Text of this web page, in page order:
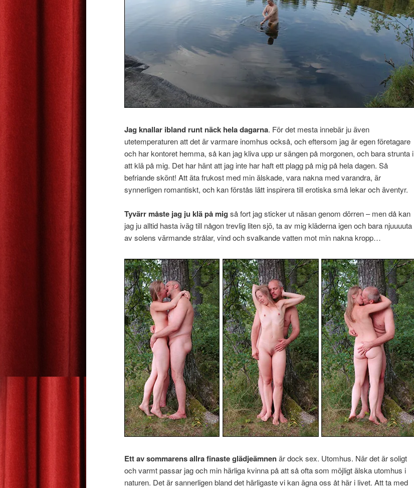
Jag knallar ibland runt näck hela dagarna. För det mesta innebär ju även
utetemperaturen att det är varmare inomhus också, och eftersom jag är egen företagare
och har kontoret hemma, så kan jag kliva upp ur sängen på morgonen, och bara strunta i
att klä på mig. Det har hänt att jag inte har haft ett plagg på mig på hela dagen. Så
befriande skönt! Att äta frukost med min älskade, vara nakna med varandra, är
synnerligen romantiskt, och kan förstås lätt inspirera till erotiska små lekar och äventyr.
Tyvärr måste jag ju klä på mig så fort jag sticker ut näsan genom dörren – men då kan
jag ju alltid hasta iväg till någon trevlig liten sjö, ta av mig kläderna igen och bara njuuuuta
av solens värmande strålar, vind och svalkande vatten mot min nakna kropp…
Ett av sommarens allra finaste glädjeämnenär dock sex. Utomhus. När det är soligt
och varmt passar jag och min härliga kvinna på att så ofta som möjligt älska utomhus i
naturen. Det är sannerligen bland det härligaste vi kan ägna oss åt här i livet. Att ta med